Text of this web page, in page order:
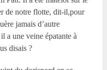
de notre flotte, dit-il,pour
jamais d’autre
a une veine épatante à
disais ?